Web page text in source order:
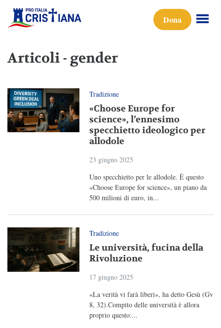
Dona
Articoli - gender
Tradizione
«Choose Europe for
science», l’ennesimo
specchietto ideologico per
allodole
23 giugno 2025
Uno specchietto per le allodole. È questo
«Choose Europe for science», un piano da
500 milioni di euro, in...
Tradizione
Le università, fucina della
Rivoluzione
17 giugno 2025
«La verità vi farà liberi», ha detto Gesù (Gv
8, 32).Compito delle università è allora
proprio questo:...